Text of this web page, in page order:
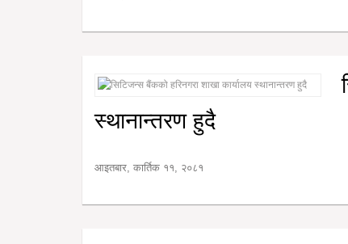
स्थानान्तरण हुदै
आइतबार, कार्तिक ११, २०८१